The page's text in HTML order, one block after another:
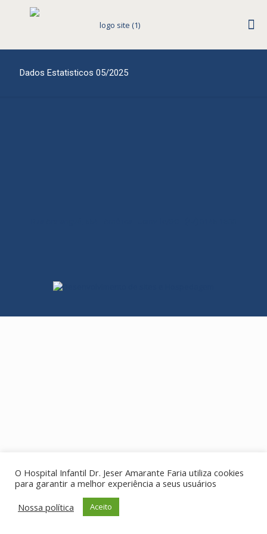
Dados Estatisticos 05/2025
O Hospital Infantil Dr. Jeser Amarante Faria utiliza cookies
para garantir a melhor experiência a seus usuários
Nossa política
Aceito